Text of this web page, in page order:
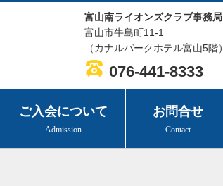
富山南ライオンズクラブ事務局
富山市牛島町11-1
（カナルパークホテル富山5階）
076-441-8333
ご入会について
Admission
お問合せ
Contact